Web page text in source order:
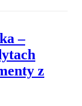
–
z